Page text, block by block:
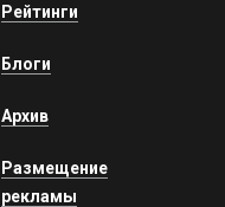
Рейтинги
Блоги
Архив
Размещение
рекламы